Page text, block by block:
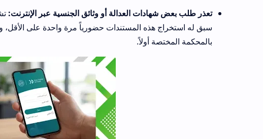
تعذر طلب بعض شهادات العدالة أو وثائق الجنسية عبر الإنترنت:تشترط المنظومة
سبق له استخراج هذه المستندات حضورياً مرة واحدة على الأقل، وفي حال غياب
بالمحكمة المختصة أولاً.